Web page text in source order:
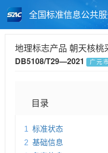
全国标准信息公共
月报查询 标准
地理标志产品 朝天核桃
DB5108/T29—2021 广元
目录
1 标准状态
2 基础信息